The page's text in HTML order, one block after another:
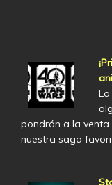
pondrán a la venta
nuestra saga